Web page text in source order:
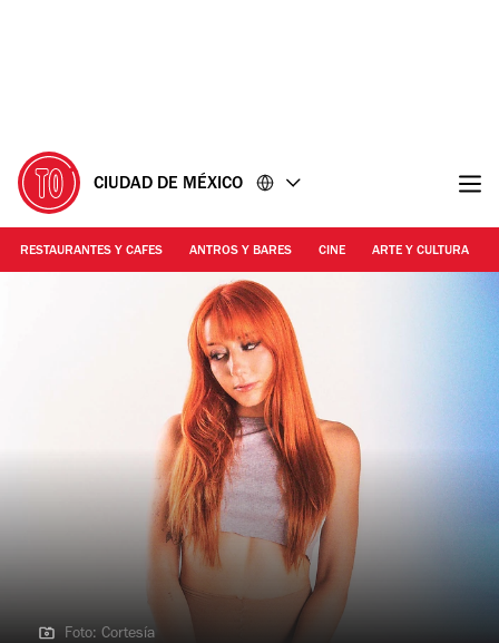
CIUDAD DE MÉXICO
RESTAURANTES Y CAFES ANTROS Y BARES CINE ARTE Y CULTURA
Foto: Cortesía